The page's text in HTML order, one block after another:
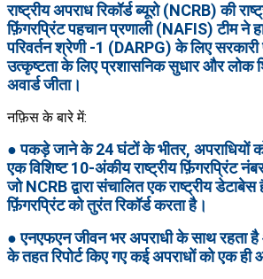
राष्ट्रीय अपराध रिकॉर्ड ब्यूरो (NCRB) की
फ़िंगरप्रिंट पहचान प्रणाली (NAFIS) टीम ने
परिवर्तन श्रेणी -1 (DARPG) के लिए सरकारी
उत्कृष्टता के लिए प्रशासनिक सुधार और लोक
अवार्ड जीता।
नफ़िस के बारे में:
● पकड़े जाने के 24 घंटों के भीतर, अपराधियों
एक विशिष्ट 10-अंकीय राष्ट्रीय फ़िंगरप्रिंट
जो NCRB द्वारा संचालित एक राष्ट्रीय
फ़िंगरप्रिंट को तुरंत रिकॉर्ड करता है।
● एनएफएन जीवन भर अपराधी के साथ रहता
के तहत रिपोर्ट किए गए कई अपराधों को एक